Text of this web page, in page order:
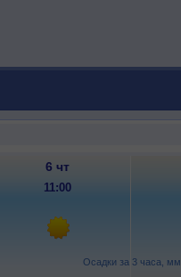
Осадки за 3 часа, мм
6 чт
11:00